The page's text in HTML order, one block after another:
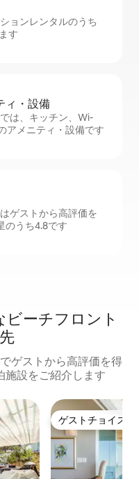
ョンレンタルのうち
す
ィ・設⁠備
は、キッチン、Wi-
アメニティ・設備です
ゲストから高評価を
のうち4.8です
ーチフロント
ゲストから高評価を得
施設をご紹介します
ゲストチョイス
ゲストチョイス